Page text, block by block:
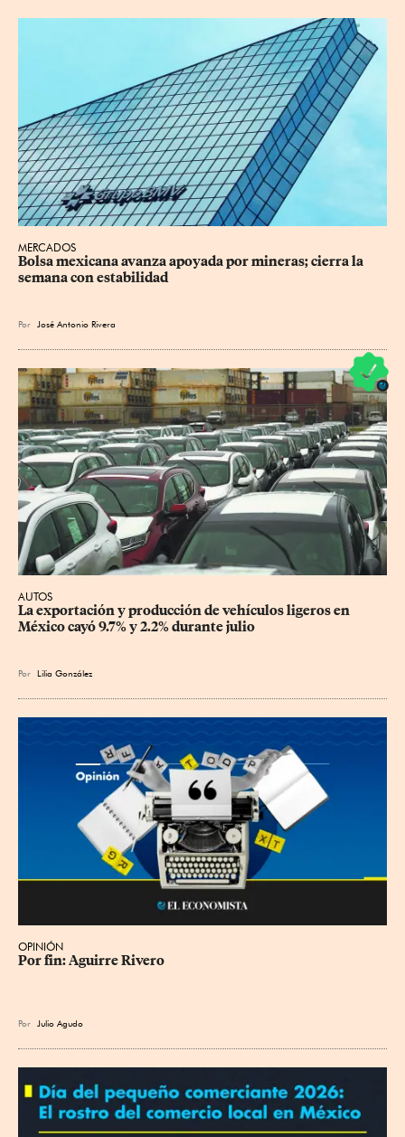
MERCADOS
Bolsa mexicana avanza apoyada por mineras; cierra la
semana con estabilidad
Por José Antonio Rivera
AUTOS
La exportación y producción de vehículos ligeros en
México cayó 9.7% y 2.2% durante julio
Por Lilia González
OPINIÓN
Por fin: Aguirre Rivero
Por Julio Agudo